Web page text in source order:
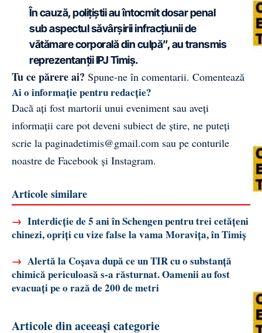
În cauză, polițiștii au întocmit dosar penal
sub aspectul săvârșirii infracțiunii de
vătămare corporală din culpă”, au transmis
reprezentanțiiIPJ Timiș.
Tu ce părere ai? Spune-ne în comentarii. Comentează
Ai o informație pentru redacție?
Dacă ați fost martorii unui eveniment sau aveți
informații care pot deveni subiect de știre, ne puteți
scrie la paginadetimis@gmail.com sau pe conturile
noastre de Facebook și Instagram.
Articole similare
→ Interdicție de 5 ani în Schengen pentru trei cetățeni
chinezi, opriți cu vize false la vama Moravița, în Timiș
→ Alertă la Coșava după ce un TIR cu o substanță
chimică periculoasă s-a răsturnat. Oamenii au fost
evacuați pe o rază de 200 de metri
Articole din aceeași categorie